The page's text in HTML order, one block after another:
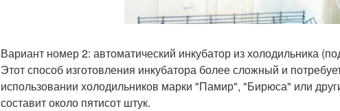
Вариант номер 2: автоматический инкубатор из холодильника
Этот способ изготовления инкубатора более сложный и
использовании холодильников марки "Памир", "Бирюса" или
составит около пятисот штук.